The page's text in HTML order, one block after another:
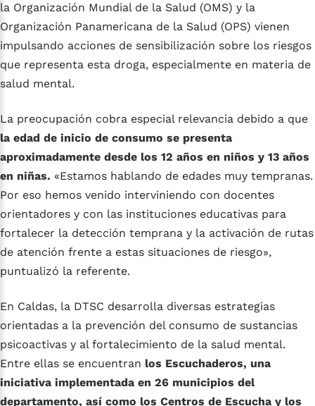
la Organización Mundial de la Salud (OMS) y la
Organización Panamericana de la Salud (OPS) vienen
impulsando acciones de sensibilización sobre los riesgos
que representa esta droga, especialmente en materia de
salud mental.
La preocupación cobra especial relevancia debido a que
la edad de inicio de consumo se presenta
aproximadamente desde los 12 años en niños y 13 años
en niñas. «Estamos hablando de edades muy tempranas.
Por eso hemos venido interviniendo con docentes
orientadores y con las instituciones educativas para
fortalecer la detección temprana y la activación de rutas
de atención frente a estas situaciones de riesgo»,
puntualizó la referente.
En Caldas, la DTSC desarrolla diversas estrategias
orientadas a la prevención del consumo de sustancias
psicoactivas y al fortalecimiento de la salud mental.
Entre ellas se encuentran los Escuchaderos, una
iniciativa implementada en 26 municipios del
departamento, así como los Centros de Escucha y los